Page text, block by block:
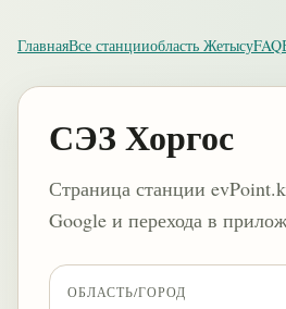
ГлавнаяВсе станцииобласть ЖетысуFAQ
СЭЗ Хоргос
Страница станции
Google и перехода в
ОБЛАСТЬ/ГОРОД